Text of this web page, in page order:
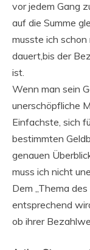
vor jedem Gang
auf die Summe
musste ich
dauert,bis der
ist.
Wenn man sein
unerschöpfliche
Einfachste, sich
bestimmten
genauen
muss ich nicht
Dem „Thema
entsprechend
ob ihrer